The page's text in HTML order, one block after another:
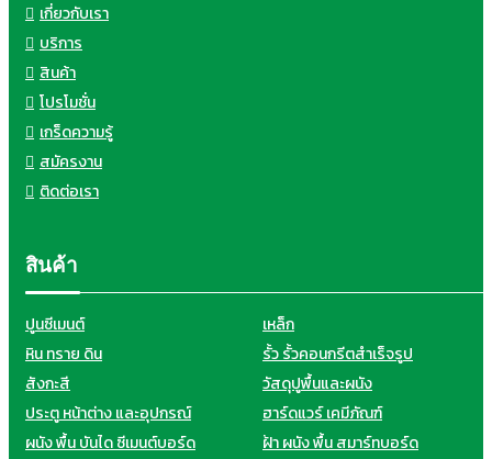
เกี่ยวกับเรา
บริการ
สินค้า
โปรโมชั่น
เกร็ดความรู้
สมัครงาน
ติดต่อเรา
สินค้า
ปูนซีเมนต์
เหล็ก
หิน ทราย ดิน
รั้ว รั้วคอนกรีตสำเร็จรูป
สังกะสี
วัสดุปูพื้นและผนัง
ประตู หน้าต่าง และอุปกรณ์
ฮาร์ดแวร์ เคมีภัณฑ์
ผนัง พื้น บันได ซีเมนต์บอร์ด
ฝ้า ผนัง พื้น สมาร์ทบอร์ด